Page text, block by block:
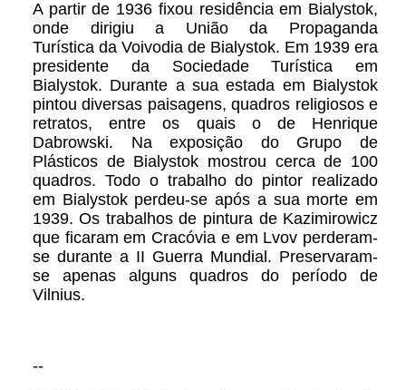
A partir de 1936 fixou residência em Bialystok,
onde dirigiu a União da Propaganda
Turística da Voivodia de Bialystok. Em 1939 era
presidente da Sociedade Turística em
Bialystok. Durante a sua estada em Bialystok
pintou diversas paisagens, quadros religiosos e
retratos, entre os quais o de Henrique
Dabrowski. Na exposição do Grupo de
Plásticos de Bialystok mostrou cerca de 100
quadros. Todo o trabalho do pintor realizado
em Bialystok perdeu-se após a sua morte em
1939. Os trabalhos de pintura de Kazimirowicz
que ficaram em Cracóvia e em Lvov perderam-
se durante a II Guerra Mundial. Preservaram-
se apenas alguns quadros do período de
Vilnius.
--